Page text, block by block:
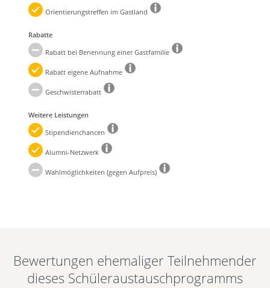
Orientierungstreffen im Gastland
Rabatte
Rabatt bei Benennung einer Gastfamilie
Rabatt eigene Aufnahme
Geschwisterrabatt
Weitere Leistungen
Stipendienchancen
Alumni-Netzwerk
Wahlmöglichkeiten (gegen Aufpreis)
Bewertungen ehemaliger Teilnehmender
dieses Schüleraustauschprogramms